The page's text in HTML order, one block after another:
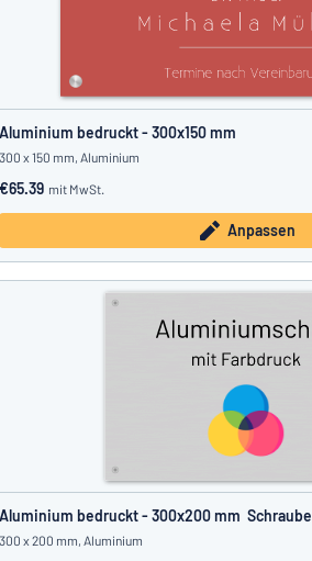
Aluminium bedruckt - 300x150 mm
300 x 150 mm, Aluminium
€65.39 mit MwSt.
Anpassen
Aluminium bedruckt - 300x200 mm Schraube
300 x 200 mm, Aluminium